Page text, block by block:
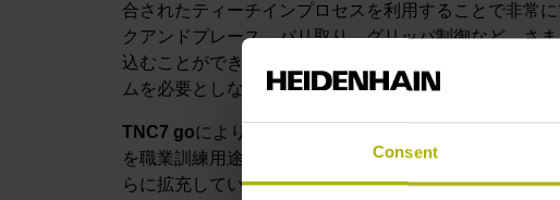
Consent
合されたティーチインプロセスを利用することで非常
クアンドプレース、バリ取り、グリッパ制御など、さ
込むことができます。ロボットコントローラはイーサ
ムを必要としないため、既存の工作機械のレトロフィッ
TNC7 goにより、HEIDENHAINはTNC7シリーズの先
を職業訓練用途や旧型の工作機械用に最適化し、日常
らに拡充しています。中でも、新しい「グラフィカル